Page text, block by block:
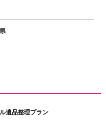
遺品整理プラン